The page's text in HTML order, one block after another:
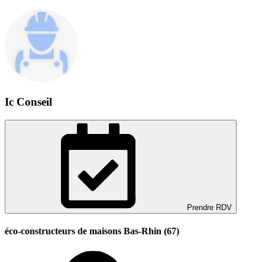
Ic Conseil
Prendre RDV
éco-constructeurs de maisons Bas-Rhin (67)